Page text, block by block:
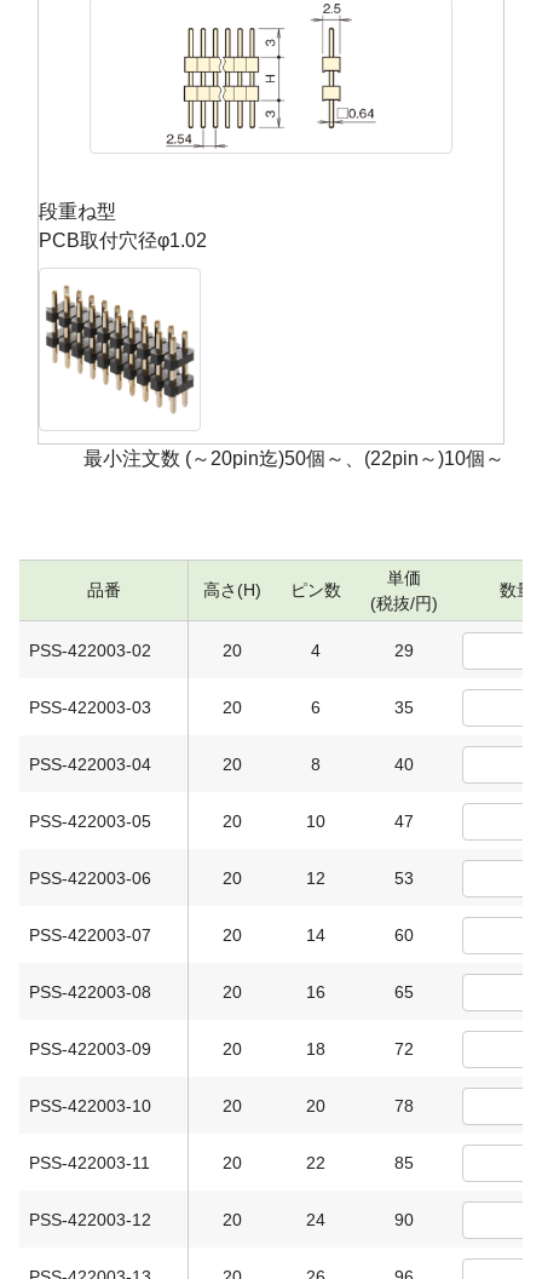
段重ね型
PCB取付穴径φ1.02
最小注文数 (～20pin迄)50個～、(22pin～)10個～
品番 高さ(H) ピン数
単価
(税抜/円)
数量
PSS-422003-02 20 4 29
PSS-422003-03 20 6 35
PSS-422003-04 20 8 40
PSS-422003-05 20 10 47
PSS-422003-06 20 12 53
PSS-422003-07 20 14 60
PSS-422003-08 20 16 65
PSS-422003-09 20 18 72
PSS-422003-10 20 20 78
PSS-422003-11 20 22 85
PSS-422003-12 20 24 90